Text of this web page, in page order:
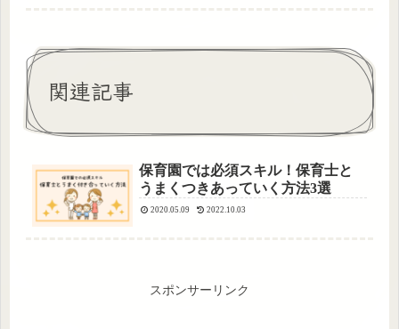
関連記事
保育園では必須スキル！保育士と
うまくつきあっていく方法3選
2020.05.09 2022.10.03
スポンサーリンク